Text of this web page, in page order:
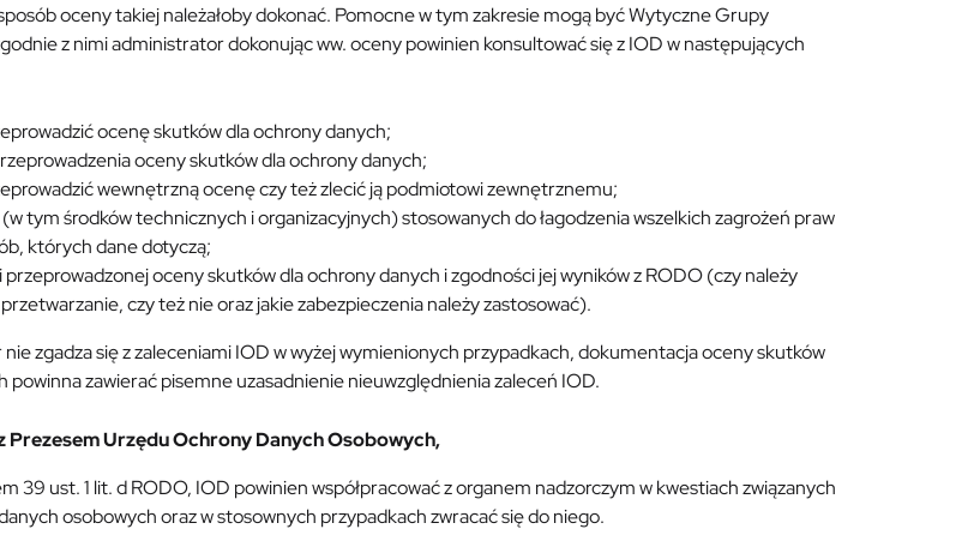
oceny takiej należałoby dokonać. Pomocne w tym zakresie mogą być Wytyczne Grupy
z nimi administrator dokonując ww. oceny powinien konsultować się z IOD w następujących
ocenę skutków dla ochrony danych;
oceny skutków dla ochrony danych;
wewnętrzną ocenę czy też zlecić ją podmiotowi zewnętrznemu;
tym środków technicznych i organizacyjnych) stosowanych do łagodzenia wszelkich zagrożeń praw
których dane dotyczą;
przeprowadzonej oceny skutków dla ochrony danych i zgodności jej wyników z RODO (czy należy
czy też nie oraz jakie zabezpieczenia należy zastosować).
zgadza się z zaleceniami IOD w wyżej wymienionych przypadkach, dokumentacja oceny skutków
powinna zawierać pisemne uzasadnienie nieuwzględnienia zaleceń IOD.
Prezesem Urzędu Ochrony Danych Osobowych,
39 ust. 1 lit. d RODO, IOD powinien współpracować z organem nadzorczym w kwestiach związanych
osobowych oraz w stosownych przypadkach zwracać się do niego.